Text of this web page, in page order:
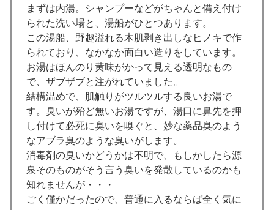
まずは内湯。シャンプーなどがちゃんと備え付け
られた洗い場と、湯船がひとつあります。
この湯船、野趣溢れる木肌剥き出しなヒノキで作
られており、なかなか面白い造りをしています。
お湯はほんのり黄味がかって見える透明なもの
で、ザブザブと注がれていました。
結構温めで、肌触りがツルツルする良いお湯で
す。臭いが殆ど無いお湯ですが、湯口に鼻先を押
し付けて必死に臭いを嗅ぐと、妙な薬品臭のよう
なアブラ臭のような臭いがします。
消毒剤の臭いかどうかは不明で、もしかしたら源
泉そのものがそう言う臭いを発散しているのかも
知れませんが・・・
ごく僅かだったので、普通に入るならば全く気に